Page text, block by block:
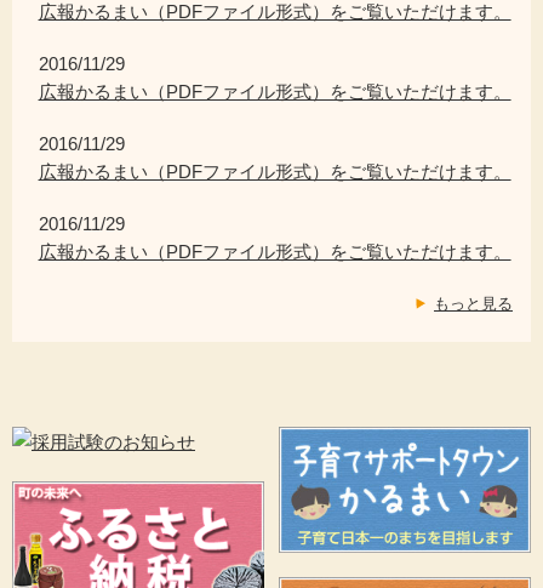
広報かるまい（PDFファイル形式）をご覧いただけます。
2016/11/29
広報かるまい（PDFファイル形式）をご覧いただけます。
2016/11/29
広報かるまい（PDFファイル形式）をご覧いただけます。
2016/11/29
広報かるまい（PDFファイル形式）をご覧いただけます。
もっと見る